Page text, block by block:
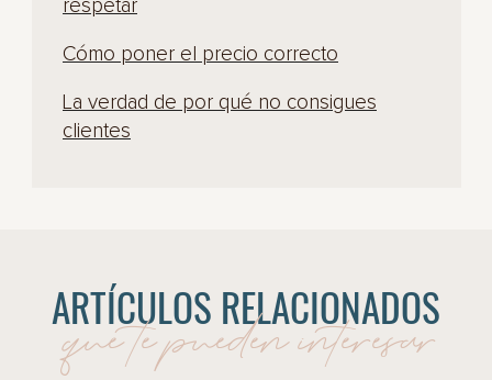
respetar
Cómo poner el precio correcto
La verdad de por qué no consigues
clientes
ARTÍCULOS RELACIONADOS
que te pueden interesar